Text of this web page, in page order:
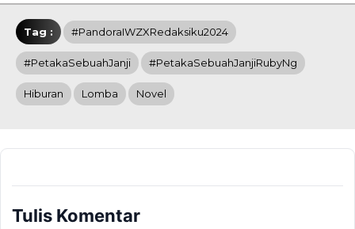
Tag : #PandoraIWZXRedaksiku2024
#PetakaSebuahJanji #PetakaSebuahJanjiRubyNg
Hiburan Lomba Novel
Tulis Komentar